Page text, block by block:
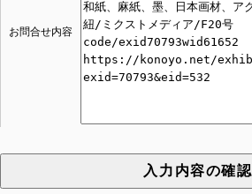
お問合せ内容
入力内容の確認